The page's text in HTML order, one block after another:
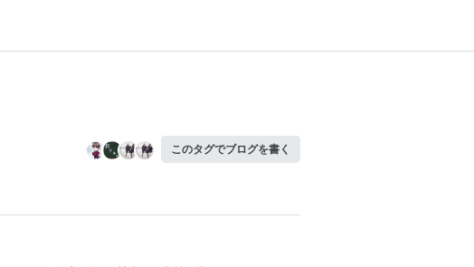
このタグでブログを書く